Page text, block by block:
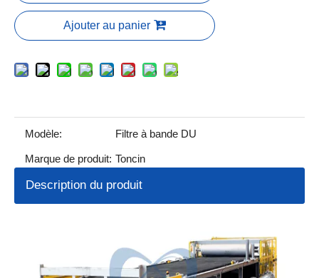
Ajouter au panier
Modèle: Filtre à bande DU
Marque de produit: Toncin
Description du produit